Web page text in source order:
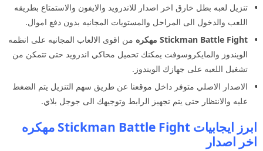
تنزيل لعبه بطل خارق اخر اصدار للاندرويد والايفون والاستمتاع بطريقه
اللعب والدخول الى المراحل والمستويات المجانيه بدون دفع اموال.
Stickman Battle Fight مهكره
من اقوى الالعاب المجانيه على انظمه
الويندوز والمايكروسوفت يمكنك تحميل محاكي اندرويد حتى تتمكن من
تشغيل اللعبه على جهازك الويندوز.
الاصدار الاصلي متوفر داخل موقعنا عن طريق سهم التنزيل يتم الضغط
عليه والانتظار حتى يتم تجهيز الرابط وتوجيهك الى جوجل بلاي.
ابرز ايجابيات Stickman Battle Fight مهكره
اخر اصدار